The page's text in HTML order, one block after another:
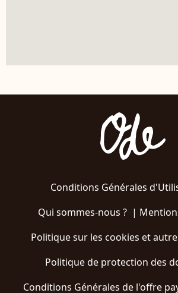
Conditions Générales
Qui sommes-nous ?|
Politique sur les cookies et
Politique de protection des
Conditions Générales de l'offre